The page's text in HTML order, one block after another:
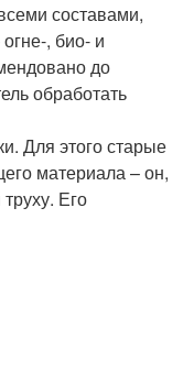
составами,
, био- и
до
обработать
Для этого старые
материала – он,
Его